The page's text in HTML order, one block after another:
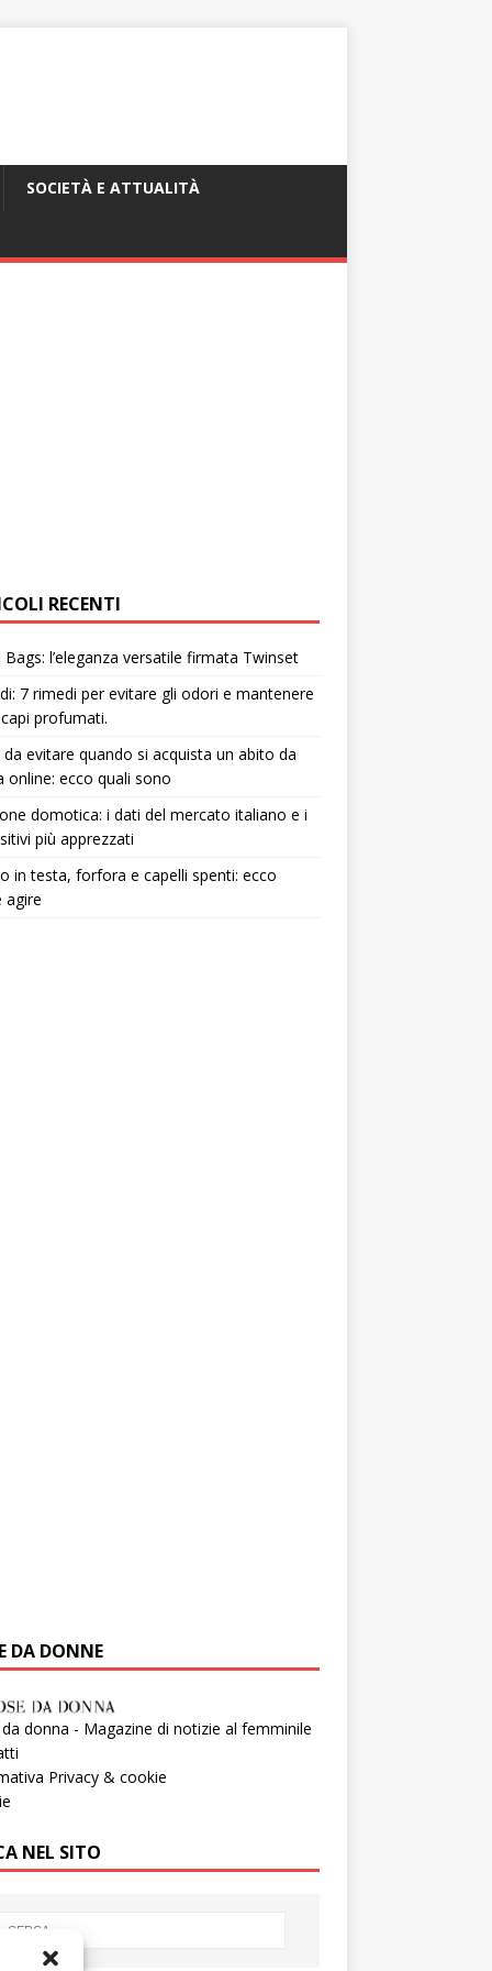
SOCIETÀ E ATTUALITÀ
RECENTI
Bags: l’eleganza versatile firmata Twinset
7 rimedi per evitare gli odori e mantenere
profumati.
da evitare quando si acquista un abito da
online: ecco quali sono
domotica: i dati del mercato italiano e i
più apprezzati
in testa, forfora e capelli spenti: ecco
agire
DA DONNE
donna - Magazine di notizie al femminile
Privacy & cookie
NEL SITO